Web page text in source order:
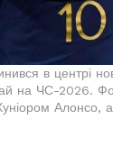
в центрі
на ЧС-2026.
Алонсо,